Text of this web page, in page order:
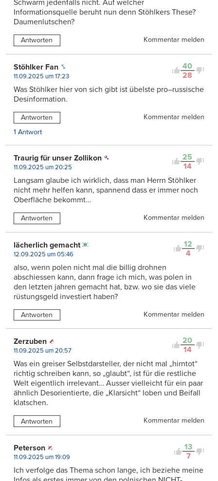
Schwarm jedenfalls nicht. Auf welcher
Informationsquelle beruht nun denn Stöhlkers These?
Daumenlutschen?
Antworten Kommentar melden
40
28
Stöhlker Fan
11.09.2025 um 17:23
Was Stöhlker hier von sich gibt ist übelste pro–russische
Desinformation.
Antworten
Kommentar melden
1 Antwort
25
14
Traurig für unser Zollikon
11.09.2025 um 20:25
Langsam glaube ich wirklich, dass man Herrn Stöhlker
nicht mehr helfen kann, spannend dass er immer noch
Oberfläche bekommt…
Antworten Kommentar melden
12
4
lächerlich gemacht
12.09.2025 um 05:46
also, wenn polen nicht mal die billig drohnen
abschiessen kann, dann frage ich mich, was polen in
den letzten jahren gemacht hat, bzw. wo sie das viele
rüstungsgeld investiert haben?
Antworten Kommentar melden
20
14
Zerzuben
11.09.2025 um 20:57
Was ein greiser Selbstdarsteller, der nicht mal „hirntot“
richtig schreiben kann, so „glaubt“, ist für die restliche
Welt eigentlich irrelevant… Ausser vielleicht für ein paar
ähnlich Desorientierte, die „Klarsicht“ loben und Beifall
klatschen.
Antworten Kommentar melden
13
7
Peterson
11.09.2025 um 19:09
Ich verfolge das Thema schon lange, ich beziehe meine